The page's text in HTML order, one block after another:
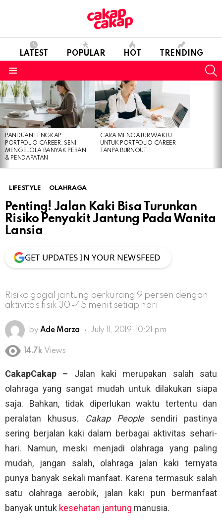
LATEST POPULAR HOT TRENDING
LATEST
STORIES
PANDUAN LENGKAP
PORTFOLIO CAREER: SENI
MENGELOLA BANYAK PERAN
& PENDAPATAN
CARA MENGATUR WAKTU
UNTUK PORTFOLIO CAREER
TANPA BURNOUT
LIFESTYLE OLAHRAGA
Penting! Jalan Kaki Bisa Turunkan
Risiko Penyakit Jantung Pada Wanita
Lansia
GET UPDATES IN YOUR NEWSFEED
Risiko gagal jantung berkurang 9 persen dengan
aktivitas fisik 30-45 menit setiap hari
by Ade Marza July 11, 2019, 10:21 pm
14.7k Views
CakapCakap – Jalan kaki merupakan salah satu
olahraga yang sangat mudah untuk dilakukan siapa
saja. Bahkan, tidak diperlukan waktu tertentu dan
peralatan khusus. Cakap Peoplesendiri pastinya
sering berjalan kaki dalam berbagai aktivitas sehari-
hari. Namun, meski menjadi olahraga yang paling
mudah, jangan salah, olahraga jalan kaki ternyata
punya banyak sekali manfaat. Karena termasuk salah
satu olahraga aerobik, jalan kaki pun bermanfaat
banyak untuk kesehatan jantung manusia.